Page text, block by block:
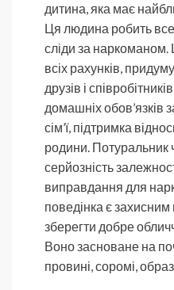
дитина, яка має
Ця людина робить
сліди за
всіх рахунків,
друзів і
домашніх обов’язків
сім’ї, підтримка
родини. Потуральник
серйозність
виправдання для
поведінка є
зберегти добре
Воно засноване на
провині, соромі,